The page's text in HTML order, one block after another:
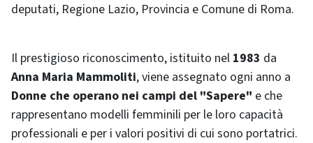
deputati, Regione Lazio, Provincia e Comune di Roma.
Il prestigioso riconoscimento, istituito nel 1983 da
Anna Maria Mammoliti, viene assegnato ogni anno a
Donne che operano nei campi del "Sapere" e che
rappresentano modelli femminili per le loro capacità
professionali e per i valori positivi di cui sono portatrici.